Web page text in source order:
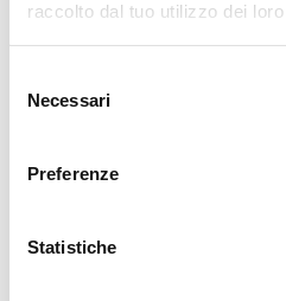
raccolto dal tuo utilizzo dei
delNecessari
Preferenze
Statistiche
Dalila Colucci
nell’Italia